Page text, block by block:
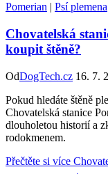
Pomerian | Psí plemena
Chovatelská
koupit štěně?
OdDogTech.cz 16. 7.
Pokud hledáte štěně
Chovatelská stanice
dlouholetou historií a
rodokmenem.
Přečtěte si více